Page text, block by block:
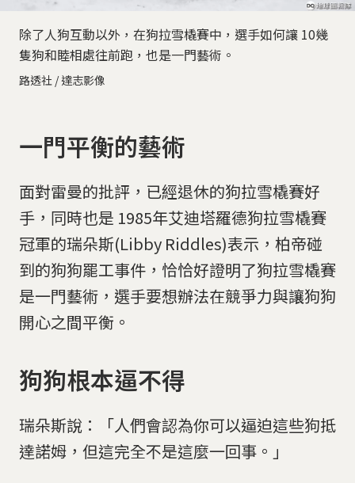
除了人狗互動以外，在狗拉雪橇賽中，選手如何讓 10幾
隻狗和睦相處往前跑，也是一門藝術。
路透社 / 達志影像
一門平衡的藝術
面對雷曼的批評，已經退休的狗拉雪橇賽好
手，同時也是 1985年艾迪塔羅德狗拉雪橇賽
冠軍的瑞朵斯(Libby Riddles)表示，柏帝碰
到的狗狗罷工事件，恰恰好證明了狗拉雪橇賽
是一門藝術，選手要想辦法在競爭力與讓狗狗
開心之間平衡。
狗狗根本逼不得
瑞朵斯說：「人們會認為你可以逼迫這些狗抵
達諾姆，但這完全不是這麼一回事。」